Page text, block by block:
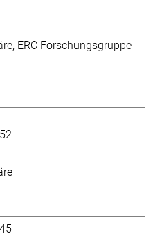
ERC Forschungsgruppe